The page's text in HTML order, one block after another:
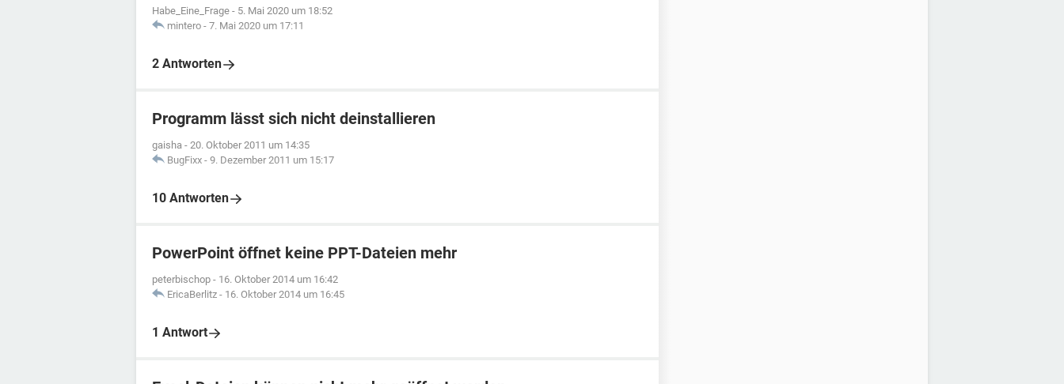
Habe_Eine_Frage - 5. Mai 2020 um 18:52
mintero - 7. Mai 2020 um 17:11
2 Antworten
Programm lässt sich nicht deinstallieren
gaisha - 20. Oktober 2011 um 14:35
BugFixx - 9. Dezember 2011 um 15:17
10 Antworten
PowerPoint öffnet keine PPT-Dateien mehr
peterbischop - 16. Oktober 2014 um 16:42
EricaBerlitz - 16. Oktober 2014 um 16:45
1 Antwort